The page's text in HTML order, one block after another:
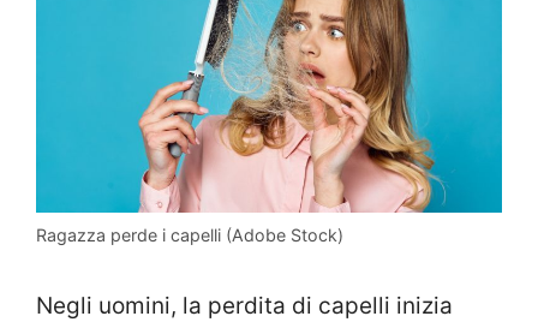
Ragazza perde i capelli (Adobe Stock)
Negli uomini, la perdita di capelli inizia